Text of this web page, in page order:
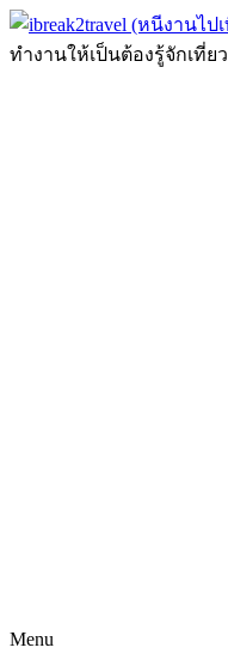
ทำงานให้เป็นต้องรู้จักเที่ยว
Menu